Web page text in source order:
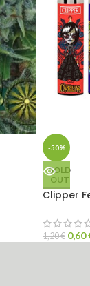
-50%
SOLD
OUT
Clipper
1,20€ 0,60